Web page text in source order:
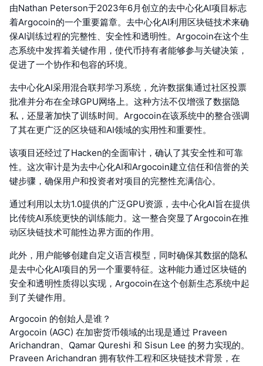
由Nathan Peterson于2023年6月创立的去中心化AI项目标志
着Argocoin的一个重要篇章。去中心化AI利用区块链技术来确
保AI训练过程的完整性、安全性和透明性。Argocoin在这个生
态系统中发挥着关键作用，使代币持有者能够参与关键决策，
促进了一个协作和包容的环境。
去中心化AI采用混合联邦学习系统，允许数据集通过社区投票
批准并分布在全球GPU网络上。这种方法不仅增强了数据隐
私，还显著加快了训练时间。Argocoin在该系统中的整合强调
了其在更广泛的区块链和AI领域的实用性和重要性。
该项目还经过了Hacken的全面审计，确认了其安全性和可靠
性。这次审计是为去中心化AI和Argocoin建立信任和信誉的关
键步骤，确保用户和投资者对项目的完整性充满信心。
通过利用以太坊1.0提供的广泛GPU资源，去中心化AI旨在提供
比传统AI系统更快的训练能力。这一整合突显了Argocoin在推
动区块链技术可能性边界方面的作用。
此外，用户能够创建自定义语言模型，同时确保其数据的隐私
是去中心化AI项目的另一个重要特征。这种能力通过区块链的
安全和透明性质得以实现，Argocoin在这个创新生态系统中起
到了关键作用。
Argocoin 的创始人是谁？
Argocoin (AGC) 在加密货币领域的出现是通过 Praveen
Arichandran、Qamar Qureshi 和 Sisun Lee 的努力实现的。
Praveen Arichandran 拥有软件工程和区块链技术背景，在